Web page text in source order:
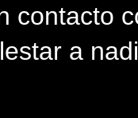
contacto
a